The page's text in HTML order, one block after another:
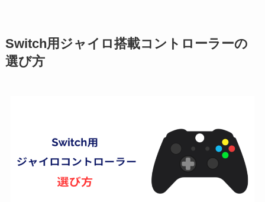
Switch用ジャイロ搭載コントローラーの
選び方